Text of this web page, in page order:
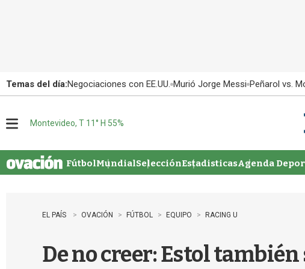
Temas del día:Negociaciones con EE.UU. Murió Jorge Messi Peñarol vs.
u
Montevideo, T 11° H 55%
FútbolMundialSelecciónEstadisticasAgenda
EL PAÍS OVACIÓN FÚTBOL EQUIPO RACING U
De no creer: Estol